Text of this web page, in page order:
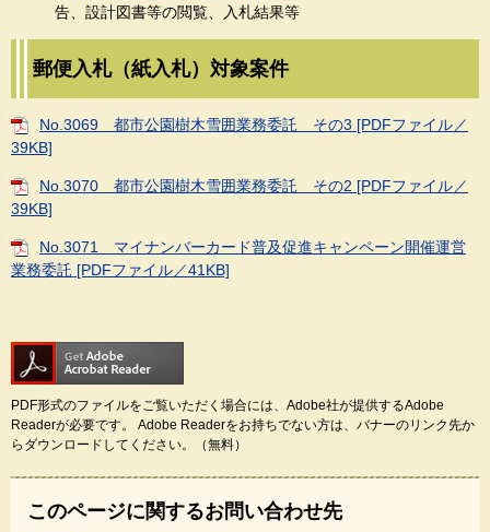
告、設計図書等の閲覧、入札結果等
郵便入札（紙入札）対象案件
No.3069 都市公園樹木雪囲業務委託 その3 [PDFファイル／
39KB]
No.3070 都市公園樹木雪囲業務委託 その2 [PDFファイル／
39KB]
No.3071 マイナンバーカード普及促進キャンペーン開催運営
業務委託 [PDFファイル／41KB]
PDF形式のファイルをご覧いただく場合には、Adobe社が提供するAdobe
Readerが必要です。
Adobe Readerをお持ちでない方は、バナーのリンク先か
らダウンロードしてください。（無料）
このページに関するお問い合わせ先